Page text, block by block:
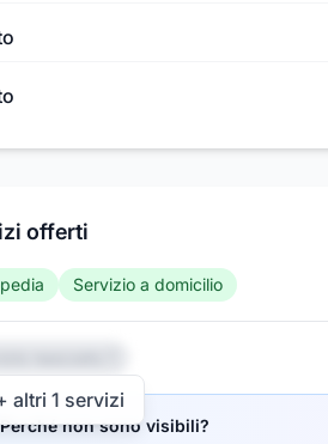
offerti
Servizio a domicilio
altri 1 servizi
Perché non sono visibili?